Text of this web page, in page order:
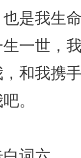
是我生
一世，
和我携
。